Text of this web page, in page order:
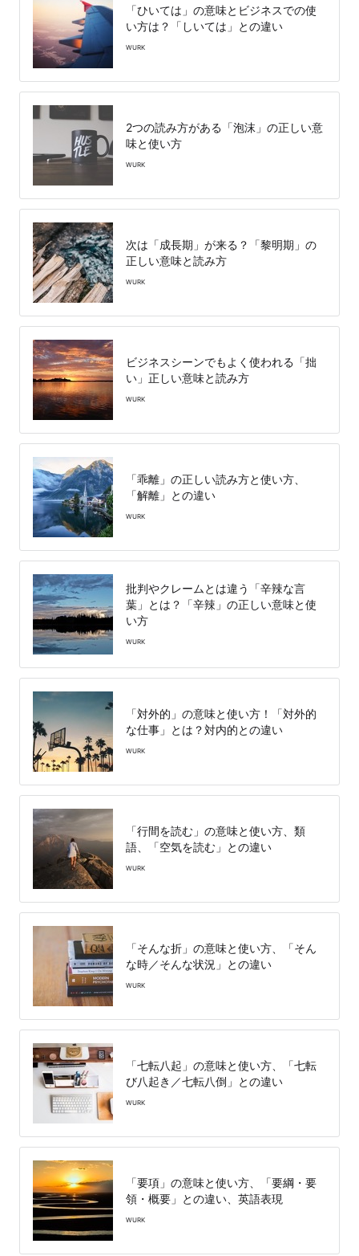
「ひいては」の意味とビジネスでの使
い方は？「しいては」との違い
WURK
2つの読み方がある「泡沫」の正しい意
味と使い方
WURK
次は「成長期」が来る？「黎明期」の
正しい意味と読み方
WURK
ビジネスシーンでもよく使われる「拙
い」正しい意味と読み方
WURK
「乖離」の正しい読み方と使い方、
「解離」との違い
WURK
批判やクレームとは違う「辛辣な言
葉」とは？「辛辣」の正しい意味と使
い方
WURK
「対外的」の意味と使い方！「対外的
な仕事」とは？対内的との違い
WURK
「行間を読む」の意味と使い方、類
語、「空気を読む」との違い
WURK
「そんな折」の意味と使い方、「そん
な時／そんな状況」との違い
WURK
「七転八起」の意味と使い方、「七転
び八起き／七転八倒」との違い
WURK
「要項」の意味と使い方、「要綱・要
領・概要」との違い、英語表現
WURK